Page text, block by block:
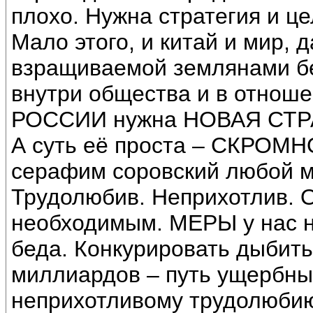
плохо. Нужна стратегия и
Мало этого, и китай и мир,
взращиваемой землянами
внутри общества и в
РОССИИ нужна НОВАЯ
А суть её проста –
серафим соровский любой
Трудолюбив.
необходимым. МЕРЫ у нас
беда. Конкурировать
миллиардов – путь
неприхотливому